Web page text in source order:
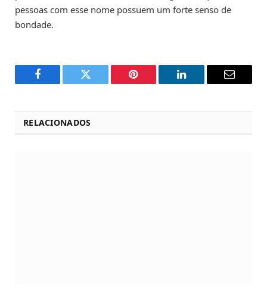
pessoas com esse nome possuem um forte senso de
bondade.
Facebook Twitter Pinterest LinkedIn Email
RELACIONADOS